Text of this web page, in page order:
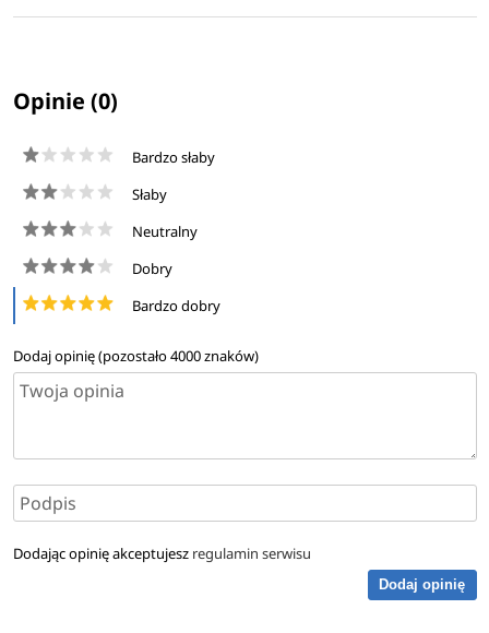
Opinie (0)
Bardzo słaby
Słaby
Neutralny
Dobry
Bardzo dobry
Dodaj opinię (pozostało4000znaków)
Dodając opinię akceptujesz regulamin serwisu
Dodaj opinię